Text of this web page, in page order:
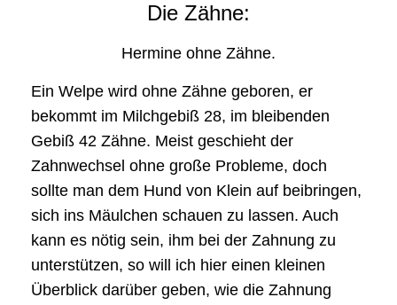
Die Zähne:
Hermine ohne Zähne.
Ein Welpe wird ohne Zähne geboren, er
bekommt im Milchgebiß 28, im bleibenden
Gebiß 42 Zähne. Meist geschieht der
Zahnwechsel ohne große Probleme, doch
sollte man dem Hund von Klein auf beibringen,
sich ins Mäulchen schauen zu lassen. Auch
kann es nötig sein, ihm bei der Zahnung zu
unterstützen, so will ich hier einen kleinen
Überblick darüber geben, wie die Zahnung